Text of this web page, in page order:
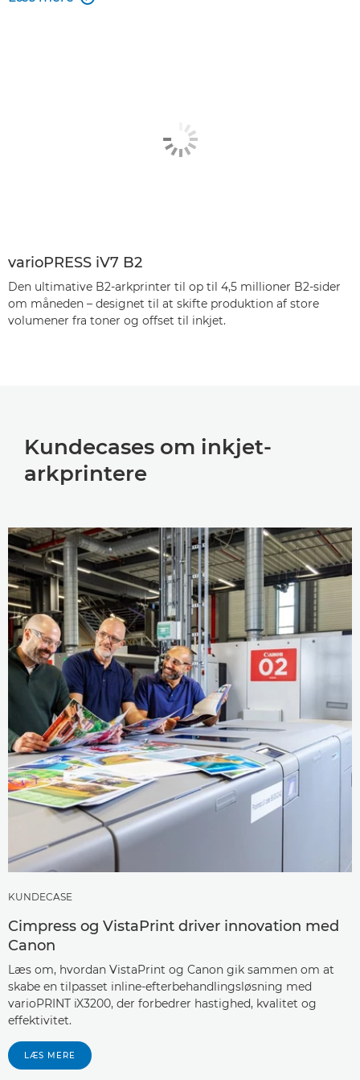
varioPRESS iV7 B2
Den ultimative B2-arkprinter til op til 4,5 millioner B2-sider
om måneden – designet til at skifte produktion af store
volumener fra toner og offset til inkjet.
Kundecases om inkjet-
arkprintere
KUNDECASE
Cimpress og VistaPrint driver innovation med
Canon
Læs om, hvordan VistaPrint og Canon gik sammen om at
skabe en tilpasset inline-efterbehandlingsløsning med
varioPRINT iX3200, der forbedrer hastighed, kvalitet og
effektivitet.
LÆS MERE